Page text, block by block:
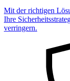
Mit der richtigen
Ihre
verringern.